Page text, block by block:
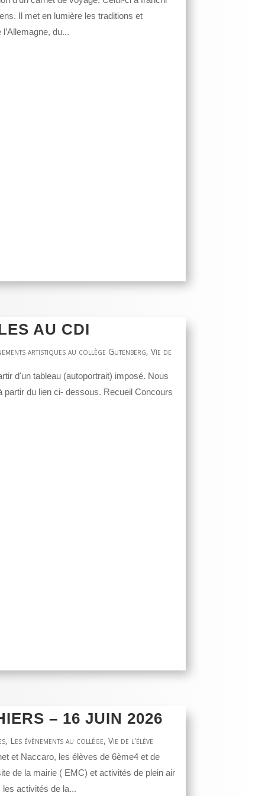
Il met en lumière les traditions et
du...
AU CDI
artistiques au collège Gutenberg,Vie de
d'un tableau (autoportrait) imposé. Nous
du lien ci- dessous. Recueil Concours
– 16 JUIN 2026
, Les évènements au collège,Vie de l'élève
et Naccaro, les élèves de 6ème4 et de
de la mairie ( EMC) et activités de plein air
activités de la...